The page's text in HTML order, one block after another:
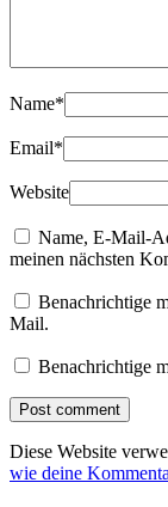
Name*
Email*
Website
Name, E-Mail-
meinen nächsten
Benachrichtige
Mail.
Benachrichtige
Diese Website
wie deine